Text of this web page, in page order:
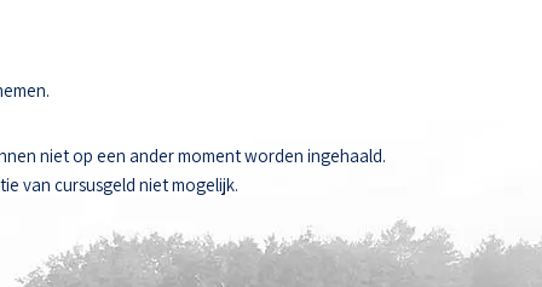
niet op een ander moment worden ingehaald.
van cursusgeld niet mogelijk.